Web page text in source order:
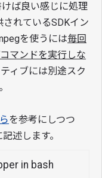
ば良い感じに処理
れているSDKイン
を使うには毎回
マンドを実行しな
ィブには別途スク
を参考にしつつ
記述します。
in bash